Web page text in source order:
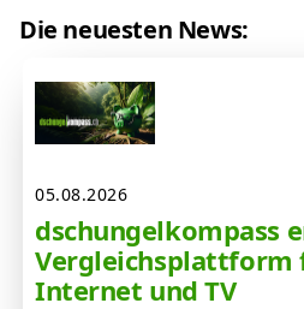
Die neuesten News:
05.08.2026
dschungelkompass
Vergleichsplattform
Internet und TV